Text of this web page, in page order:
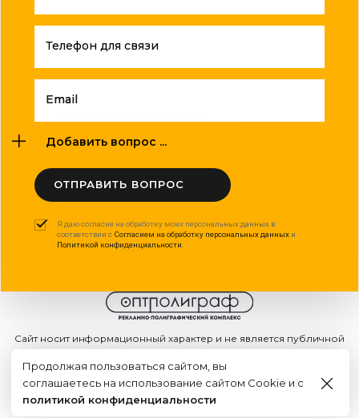
Телефон для связи
Email
Добавить вопрос ...
ОТПРАВИТЬ ВОПРОС
Я даю согласие на обработку моих персональных данных в
соответствии с Согласием на обработку персональных данных и
Политикой конфиденциальности
Сайт носит информационный характер и не является публичной
офертой
2015 - 2026г. © ООО "Оптполиграф".
Создание сайта
Продолжая пользоваться сайтом, вы
соглашаетесь на использование сайтом Cookie и с
политикой конфиденциальности